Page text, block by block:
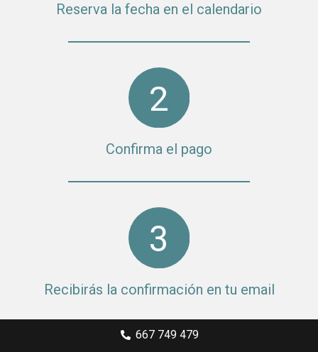
Reserva la fecha en el calendario
Confirma el pago
Recibirás la confirmación en tu email
667 749 479